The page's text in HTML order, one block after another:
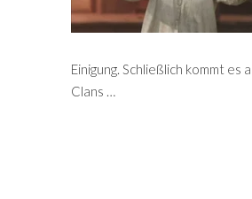
Einigung. Schließlich kommt
Clans …